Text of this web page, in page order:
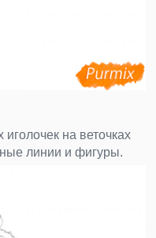
на веточках
линии и фигуры.